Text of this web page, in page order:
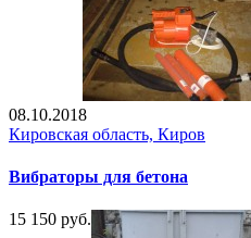
08.10.2018
Кировская область, Киров
Вибраторы для бетона
15 150 руб.